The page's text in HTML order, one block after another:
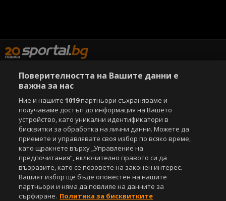
Copyright © 2007-2026 Агенция Спортал. Всички права запазени.
Този уебсайт е собственост наSportal Media Group
За нас Екип За рекламa
Общи условия
Етични правила на НСС
Лични данни
Управление на предпочитания
Съдържанието на този уеб сайт и технологиите, използвани в него, са
под закрила на Закона за авторското право и сродните му права.
Всички статии, репортажи, интервюта и други текстови, графични и
видео материали, публикувани в сайта, са собственост на Агенция
Спортал, освен ако изрично е посочено друго. Допуска се
Поверителността на Вашите данни е
важна за нас
Ние и нашите1019партньори съхраняваме и
получаваме достъп до информация на Вашето
устройство, като уникални идентификатори в
бисквитки за обработка на лични данни. Можете да
приемете и управлявате своя избор по всяко време,
като щракнете върху „Управление на
предпочитания“, включително правото си да
възразите, като се позовете на законен интерес.
Вашият избор ще бъде оповестен на нашите
партньори и няма да повлияе на данните за
сърфиране. Политика за бисквитките